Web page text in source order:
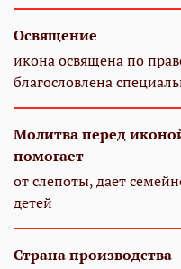
Освящение
икона освящена по
благословлена
Молитва перед
помогает
от слепоты, дает
детей
Страна производства